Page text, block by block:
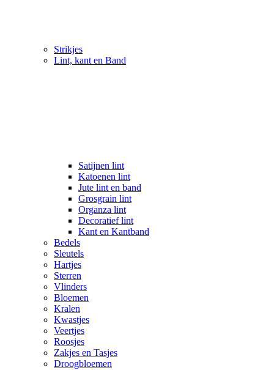
Strikjes
Lint, kant en Band
Satijnen lint
Katoenen lint
Jute lint en band
Grosgrain lint
Organza lint
Decoratief lint
Kant en Kantband
Bedels
Sleutels
Hartjes
Sterren
Vlinders
Bloemen
Kralen
Kwastjes
Veertjes
Roosjes
Zakjes en Tasjes
Droogbloemen